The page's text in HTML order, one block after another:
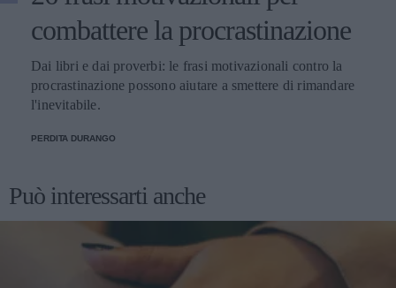
combattere la procrastinazione
Dai libri e dai proverbi: le frasi motivazionali contro la
procrastinazione possono aiutare a smettere di rimandare
l'inevitabile.
PERDITA DURANGO
Può interessarti anche